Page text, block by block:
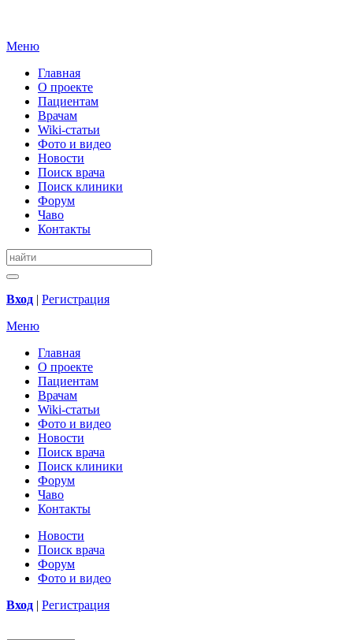
Меню
Главная
О проекте
Пациентам
Врачам
Wiki-статьи
Фото и видео
Новости
Поиск врача
Поиск клиники
Форум
Чаво
Контакты
Вход | Регистрация
Меню
Главная
О проекте
Пациентам
Врачам
Wiki-статьи
Фото и видео
Новости
Поиск врача
Поиск клиники
Форум
Чаво
Контакты
Новости
Поиск врача
Форум
Фото и видео
Вход | Регистрация